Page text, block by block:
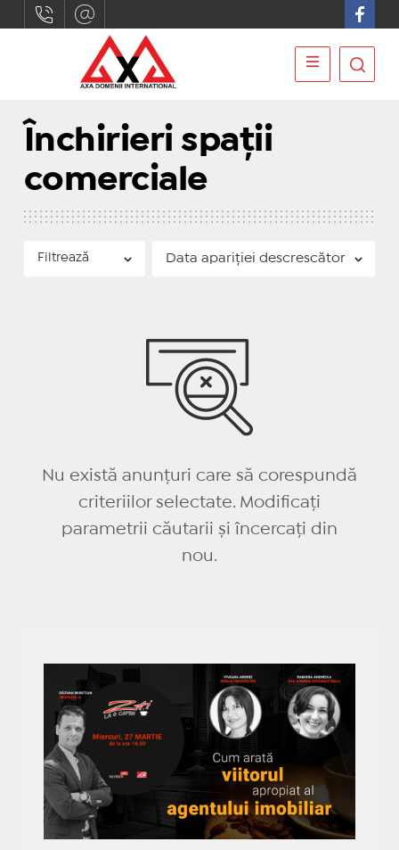
Închirieri spații
comerciale
Filtrează
Nu există anunțuri care să corespundă
criteriilor selectate. Modificați
parametrii căutarii și încercați din
nou.